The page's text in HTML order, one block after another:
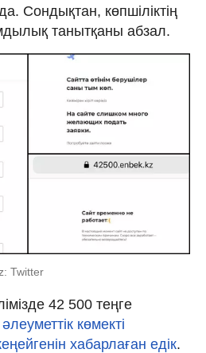
Сондықтан, көпшіліктің
танытқаны абзал.
Twitter
42 500 теңге
әлеуметтік көмекті
хабарлаған едік.